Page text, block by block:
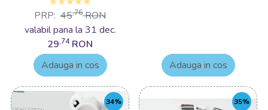
PRP: 45,76 RON
valabil pana la 31 dec.
29,74 RON
Adauga in cos
Adauga in cos
34% 35%